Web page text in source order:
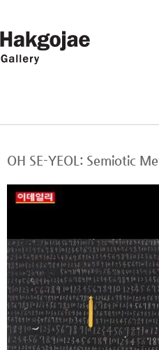
OH SE-YEOL: Semiotic